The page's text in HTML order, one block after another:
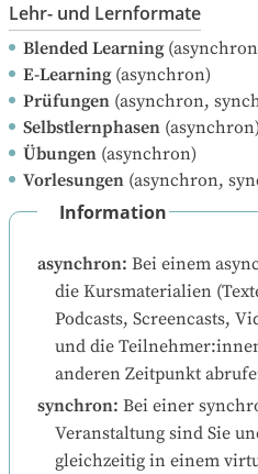
Lehr- und Lernformate
Blended Learning
E-Learning(asynchron)
Prüfungen (asynchron,
Selbstlernphasen (asynchron)
Übungen (asynchron)
Vorlesungen (asynchron,
Information
asynchron: Bei einem
die Kursmaterialien
Podcasts, Screencasts,
und die
anderen Zeitpunkt
synchron: Bei einer
Veranstaltung sind Sie
gleichzeitig in einem